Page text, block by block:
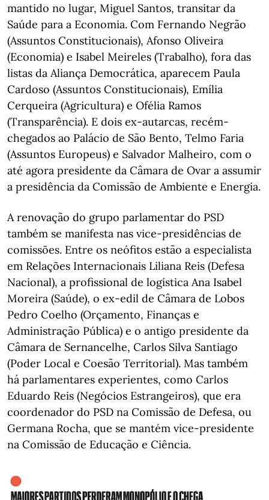
mantido no lugar, Miguel Santos, transitar da
Saúde para a Economia. Com Fernando Negrão
(Assuntos Constitucionais), Afonso Oliveira
(Economia) e Isabel Meireles (Trabalho), fora das
listas da Aliança Democrática, aparecem Paula
Cardoso (Assuntos Constitucionais), Emília
Cerqueira (Agricultura) e Ofélia Ramos
(Transparência). E dois ex-autarcas, recém-
chegados ao Palácio de São Bento, Telmo Faria
(Assuntos Europeus) e Salvador Malheiro, com o
até agora presidente da Câmara de Ovar a assumir
a presidência da Comissão de Ambiente e Energia.
A renovação do grupo parlamentar do PSD
também se manifesta nas vice-presidências de
comissões. Entre os neófitos estão a especialista
em Relações Internacionais Liliana Reis (Defesa
Nacional), a profissional de logística Ana Isabel
Moreira (Saúde), o ex-edil de Câmara de Lobos
Pedro Coelho (Orçamento, Finanças e
Administração Pública) e o antigo presidente da
Câmara de Sernancelhe, Carlos Silva Santiago
(Poder Local e Coesão Territorial). Mas também
há parlamentares experientes, como Carlos
Eduardo Reis (Negócios Estrangeiros), que era
coordenador do PSD na Comissão de Defesa, ou
Germana Rocha, que se mantém vice-presidente
na Comissão de Educação e Ciência.